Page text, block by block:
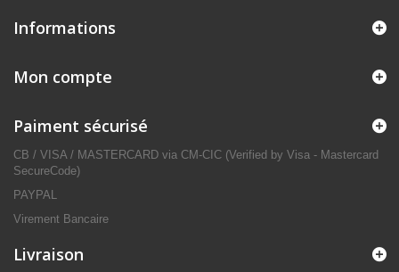
Informations
Mon compte
Paiment sécurisé
CB / VISA / MASTERCARD via CM-CIC (Verified by Visa - Mastercard
SecureCode)
PAYPAL
Virement Bancaire
Livraison